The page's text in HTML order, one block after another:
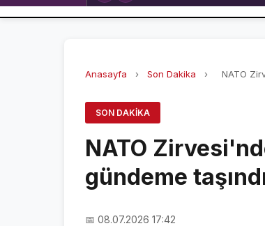
SPOR
GALATASARAY
BEŞİKTAŞ
ÖZEL
Anasayfa › Son Dakika › NATO
SON DAKIKA
NATO
gündeme
📅 08.07.2026 17:42